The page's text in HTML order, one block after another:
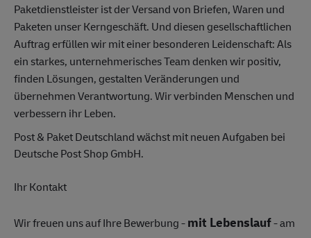
Paketdienstleister ist der Versand von Briefen, Waren und
Paketen unser Kerngeschäft. Und diesen gesellschaftlichen
Auftrag erfüllen wir mit einer besonderen Leidenschaft: Als
ein starkes, unternehmerisches Team denken wir positiv,
finden Lösungen, gestalten Veränderungen und
übernehmen Verantwortung. Wir verbinden Menschen und
verbessern ihr Leben.
Post & Paket Deutschland wächst mit neuen Aufgaben bei
Deutsche Post Shop GmbH.
Ihr Kontakt
Wir freuen uns auf Ihre Bewerbung -mit Lebenslauf- am